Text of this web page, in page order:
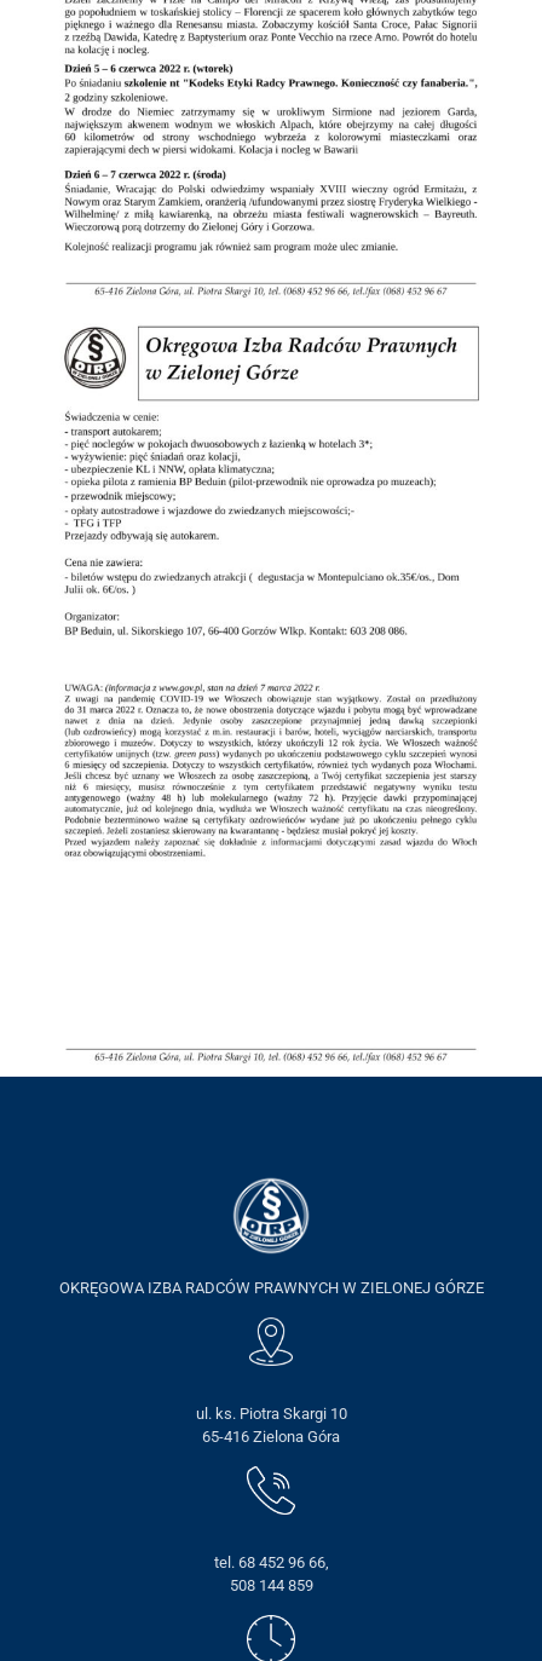
OKRĘGOWA IZBA RADCÓW PRAWNYCH W ZIELONEJ GÓRZE
ul. ks. Piotra Skargi 10
65-416 Zielona Góra
tel. 68 452 96 66,
508 144 859